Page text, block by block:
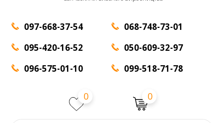
097-668-37-54
095-420-16-52
096-575-01-10
068-748-73-01
050-609-32-97
099-518-71-78
0 0